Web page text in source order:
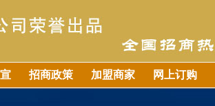
招商政策 加盟商家 网上订购